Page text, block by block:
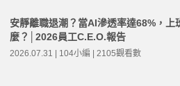
安靜離職退潮？當AI滲透率達68%，上
麼？│2026員工C.E.O.報告
2026.07.31 | 104小編 | 2105觀看數